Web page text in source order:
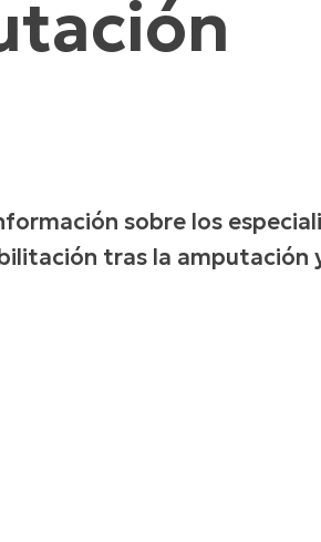
sobre los
tras la amputación